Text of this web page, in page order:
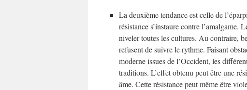
La deuxième tendance est celle de
résistance s’instaure contre l’amalgame.
niveler toutes les cultures. Au contraire,
refusent de suivre le rythme. Faisant
moderne issues de l’Occident, les
traditions. L’effet obtenu peut être une
âme. Cette résistance peut même être